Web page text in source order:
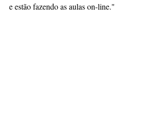
e estão fazendo as aulas on-line."